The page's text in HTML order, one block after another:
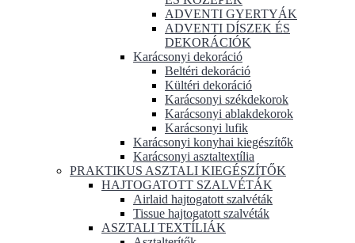
ADVENTI GYERTYÁK
ADVENTI DÍSZEK ÉS
DEKORÁCIÓK
Karácsonyi dekoráció
Beltéri dekoráció
Kültéri dekoráció
Karácsonyi székdekorok
Karácsonyi ablakdekorok
Karácsonyi lufik
Karácsonyi konyhai kiegészítők
Karácsonyi asztaltextília
PRAKTIKUS ASZTALI KIEGÉSZÍTŐK
HAJTOGATOTT SZALVÉTÁK
Airlaid hajtogatott szalvéták
Tissue hajtogatott szalvéták
ASZTALI TEXTÍLIÁK